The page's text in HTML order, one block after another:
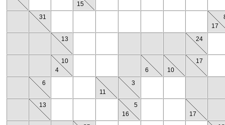
15
31
17
13
24
10
4
6 10
17
6
11
3
13
5
16
17